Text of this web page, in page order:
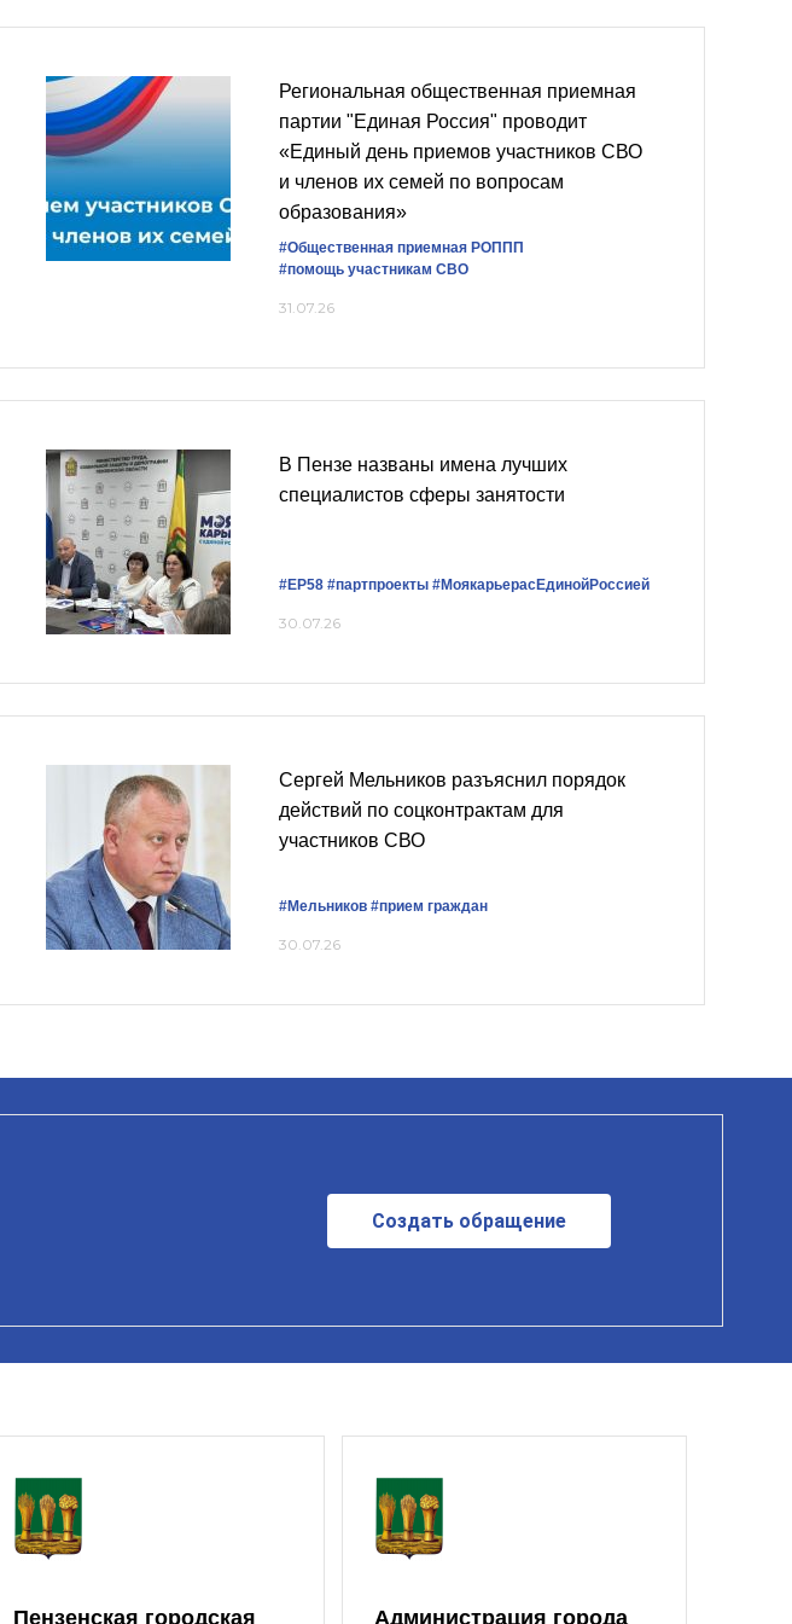
Региональная общественная приемная
партии "Единая Россия" проводит
«Единый день приемов участников СВО
и членов их семей по вопросам
образования»
#Общественная приемная РОППП
#помощь участникам СВО
31.07.26
В Пензе названы имена лучших
специалистов сферы занятости
#ЕР58 #партпроекты #МоякарьерасЕдинойРоссией
30.07.26
Сергей Мельников разъяснил порядок
действий по соцконтрактам для
участников СВО
#Мельников #прием граждан
30.07.26
Создать обращение
Пензенская городская
Администрация города